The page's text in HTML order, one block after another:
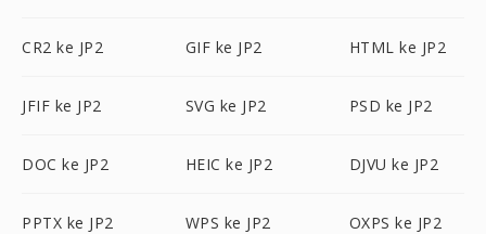
CR2 ke JP2 GIF ke JP2 HTML ke JP2
JFIF ke JP2 SVG ke JP2 PSD ke JP2
DOC ke JP2 HEIC ke JP2 DJVU ke JP2
PPTX ke JP2 WPS ke JP2 OXPS ke JP2